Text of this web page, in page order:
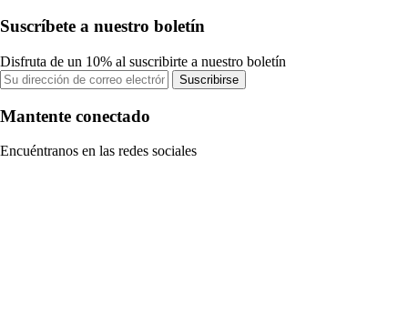
Suscríbete a nuestro boletín
Disfruta de un 10% al suscribirte a nuestro boletín
Suscribirse
Mantente conectado
Encuéntranos en las redes sociales